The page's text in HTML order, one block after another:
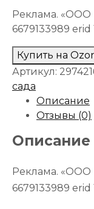
Реклама.
6679133989
Купить на
Артикул:
сада
Описание
Отзывы (0)
Описание
Реклама.
6679133989